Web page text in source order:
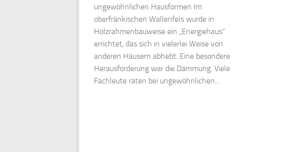
ungewöhnlichen Hausformen Im
oberfränkischen Wallenfels wurde in
Holzrahmenbauweise ein „Energiehaus“
errichtet, das sich in vielerlei Weise von
anderen Häusern abhebt. Eine besondere
Herausforderung war die Dämmung. Viele
Fachleute raten bei ungewöhnlichen...